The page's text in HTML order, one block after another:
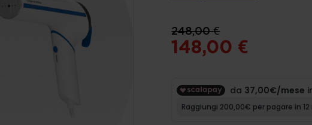
148,00 €
248,00 €